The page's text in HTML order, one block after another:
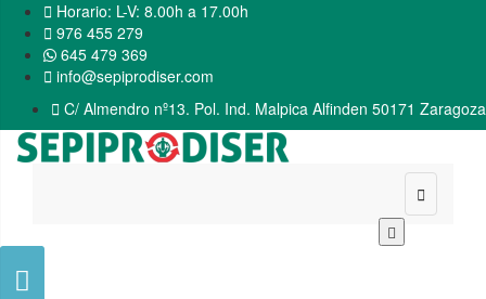
 Horario: L-V: 8.00h a 17.00h
 976 455 279
645 479 369
 info@sepiprodiser.com
 C/ Almendro nº13. Pol. Ind. Malpica Alfinden 50171 Zaragoza

